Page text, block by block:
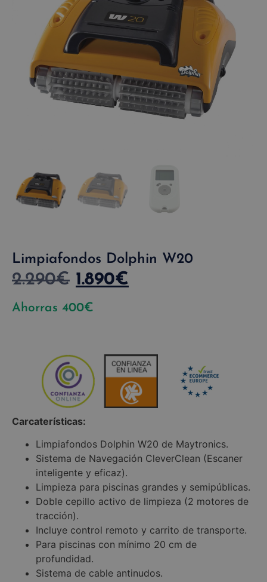
Limpiafondos Dolphin W20
2.290€ 1.890€
Ahorras 400€
Carcaterísticas:
Limpiafondos Dolphin W20 de Maytronics.
Sistema de Navegación CleverClean (Escaner
inteligente y eficaz).
Limpieza para piscinas grandes y semipúblicas.
Doble cepillo activo de limpieza (2 motores de
tracción).
Incluye control remoto y carrito de transporte.
Para piscinas con mínimo 20 cm de
profundidad.
Sistema de cable antinudos.